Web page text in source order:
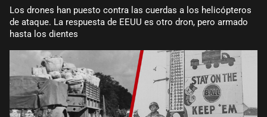
Los drones han puesto contra las cuerdas a los helicópteros
de ataque. La respuesta de EEUU es otro dron, pero armado
hasta los dientes